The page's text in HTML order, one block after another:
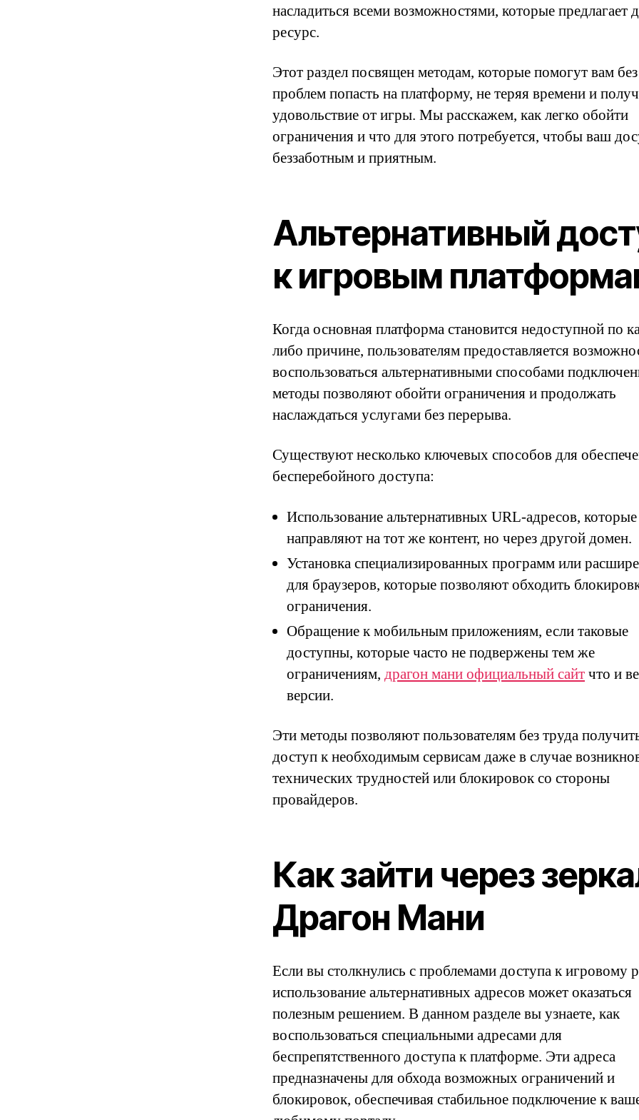
насладиться всеми возможностями, которые предлагает
ресурс.
Этот раздел посвящен методам, которые помогут вам без
проблем попасть на платформу, не теряя времени и
удовольствие от игры. Мы расскажем, как легко обойти
ограничения и что для этого потребуется, чтобы ваш
беззаботным и приятным.
Альтернативный
к игровым
Когда основная платформа становится недоступной по
либо причине, пользователям предоставляется
воспользоваться альтернативными способами
методы позволяют обойти ограничения и продолжать
наслаждаться услугами без перерыва.
Существуют несколько ключевых способов для
бесперебойного доступа:
Использование альтернативных URL-адресов, которые
направляют на тот же контент, но через другой домен.
Установка специализированных программ или
для браузеров, которые позволяют обходить
ограничения.
Обращение к мобильным приложениям, если таковые
доступны, которые часто не подвержены тем же
ограничениям, драгон мани официальный сайтчто и
версии.
Эти методы позволяют пользователям без труда
доступ к необходимым сервисам даже в случае
технических трудностей или блокировок со стороны
провайдеров.
Как зайти через
Драгон Мани
Если вы столкнулись с проблемами доступа к игровому
использование альтернативных адресов может оказаться
полезным решением. В данном разделе вы узнаете, как
воспользоваться специальными адресами для
беспрепятственного доступа к платформе. Эти адреса
предназначены для обхода возможных ограничений и
блокировок, обеспечивая стабильное подключение к